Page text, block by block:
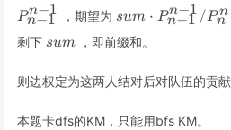
Pn−1
n−1 ，期望为 sum\cdot
1}_{n-
sum ⋅ Pn−1
n−1 /Pn
n
剩下 sum
sum ，即前缀和。
则边权定为这两人结对后对队伍的贡献
本题卡dfs的KM，只能用bfs KM。